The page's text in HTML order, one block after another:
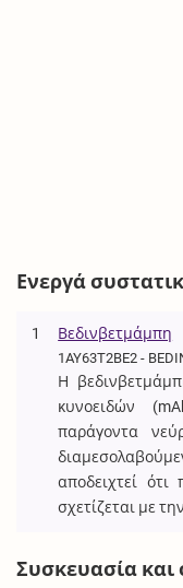
Ενεργά
1 Βεδινβετμάμπη
1AY63T2BE2 -
Η
κυνοειδών
παράγοντα
αποδειχτεί
σχετίζεται με
Συσκευασία